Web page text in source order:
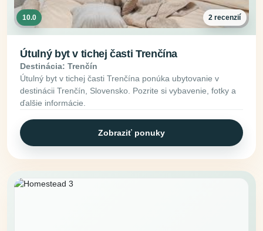
10.0 2 recenzií
Útulný byt v tichej časti Trenčína
Destinácia: Trenčín
Útulný byt v tichej časti Trenčína ponúka ubytovanie v
destinácii Trenčín, Slovensko. Pozrite si vybavenie, fotky a
ďalšie informácie.
Zobraziť ponuky